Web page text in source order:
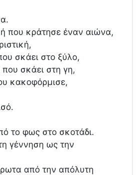
που κράτησε έναν αιώνα,
σκάει στο ξύλο,
σκάει στη γη,
κακοφόρμισε,
το φως στο σκοτάδι.
γέννηση ως την
από την απόλυτη